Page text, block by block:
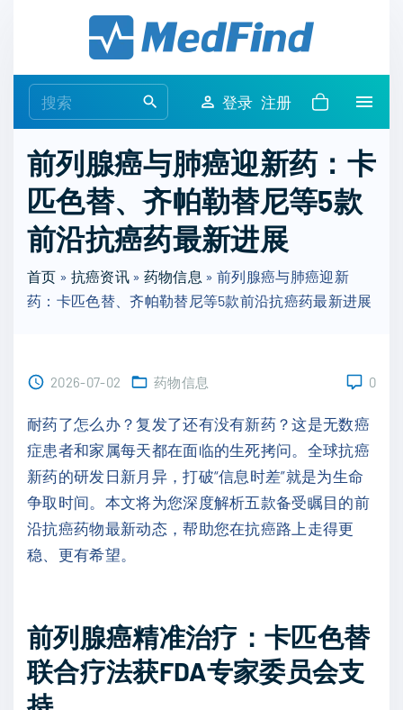
e
r
c
f
r
:
登录 注册
前列腺癌与肺癌迎新药：卡
匹色替、齐帕勒替尼等5款
前沿抗癌药最新进展
首页 » 抗癌资讯» 药物信息 »前列腺癌与肺癌迎新
药：卡匹色替、齐帕勒替尼等5款前沿抗癌药最新进展
2026-07-02 药物信息 0
耐药了怎么办？复发了还有没有新药？这是无数癌
症患者和家属每天都在面临的生死拷问。全球抗癌
新药的研发日新月异，打破“信息时差”就是为生命
争取时间。本文将为您深度解析五款备受瞩目的前
沿抗癌药物最新动态，帮助您在抗癌路上走得更
稳、更有希望。
前列腺癌精准治疗：卡匹色替
联合疗法获FDA专家委员会支